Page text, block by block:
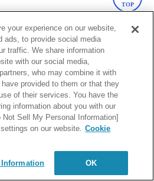
る決済ソリューションは、以下
ております。
人手不足対策を実現する決済ソ
ントサービス
に関する決済ソリューション
く説明しております。
ゆる課題を解決する決済ソリュ
TOP
your experience on our website,
ads, to provide social media
traffic. We share information
with our social media,
who may combine it with
provided to them or that they
of their services. You have the
information about you with our
Sell My Personal Information]
on our website. Cookie
Information OK